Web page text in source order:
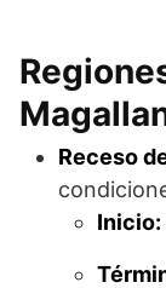
Receso
Inicio: